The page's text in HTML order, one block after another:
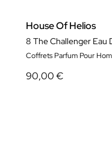
House Of Helios
8 The Challenger Eau
Coffrets Parfum Pour
90,00 €